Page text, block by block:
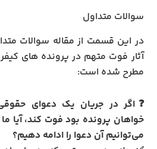
سوالات متداول
در این قسمت از مقاله سوالات
آثار فوت متهم در پرونده های
مطرح شده است:
❓اگر در جریان یک دعوای
خواهان پرونده بود فوت کند، آیا
می‌توانیم آن دعوا را ادامه دهیم؟